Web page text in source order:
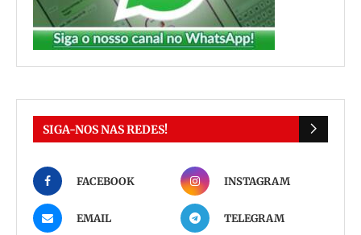
SIGA-NOS NAS REDES!
FACEBOOK INSTAGRAM
EMAIL TELEGRAM